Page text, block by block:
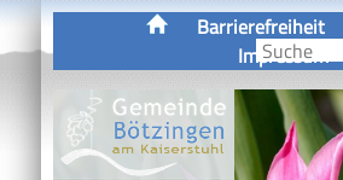
Barrierefreiheit
Impressum